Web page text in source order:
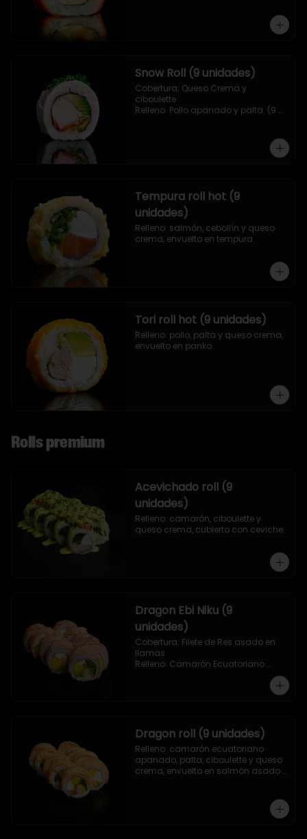
Snow Roll (9 unidades)
Cobertura; Queso Crema y
ciboulette
Relleno: Pollo apanado y palta. (9
Tempura roll hot (9
unidades)
Relleno: salmón, cebollín y queso
crema, envuelto en tempura.
Tori roll hot (9 unidades)
Relleno: pollo, palta y queso crema,
envuelto en panko.
Rolls premium
Acevichado roll (9
unidades)
Relleno: camarón, ciboulette y
queso crema, cubierto con ceviche.
Dragon Ebi Niku (9
unidades)
Cobertura: Filete de Res asado en
llamas
Relleno: Camarón Ecuatoriano
Dragon roll (9 unidades)
Relleno: camarón ecuatoriano
apanado, palta, ciboulette y queso
crema, envuelto en salmón asado